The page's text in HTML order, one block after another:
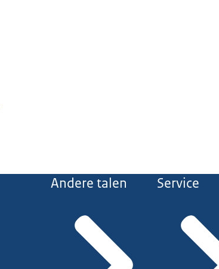
Andere talen Service